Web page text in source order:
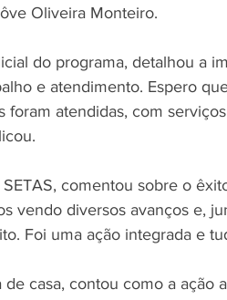
Oliveira Monteiro.
do programa, detalhou a
e atendimento. Espero
foram atendidas, com
comentou sobre o
vendo diversos avanços e,
Foi uma ação integrada e
de casa, contou como a ação